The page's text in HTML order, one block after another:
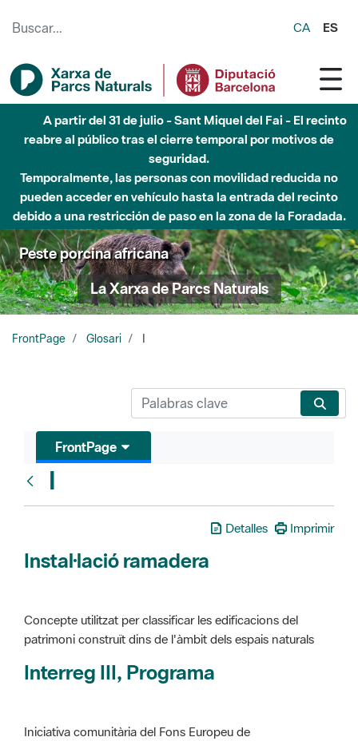
CA ES
A partir del 31 de julio - Sant Miquel del Fai - El recinto
reabre al público tras el cierre temporal por motivos de
seguridad.
Temporalmente, las personas con movilidad reducida no
pueden acceder en vehículo hasta la entrada del recinto
debido a una restricción de paso en la zona de la Foradada.
Peste porcina africana
La Xarxa de Parcs Naturals
FrontPage Glosari
FrontPage
I
Detalles Imprimir
Instal·lació ramadera
Concepte utilitzat per classificar les edificacions del
patrimoni construït dins de l'àmbit dels espais naturals
Interreg III, Programa
Iniciativa comunitària del Fons Europeu de